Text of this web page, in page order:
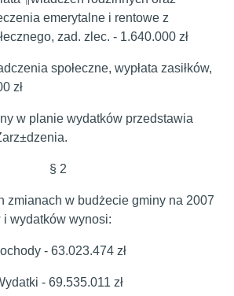
emerytalne i rentowe z
zad. zlec. - 1.640.000 zł
społeczne, wypłata zasiłków,
zł
w planie wydatków przedstawia
§ 2
zmianach w budżecie gminy na 2007
wydatków wynosi:
- 63.023.474 zł
- 69.535.011 zł